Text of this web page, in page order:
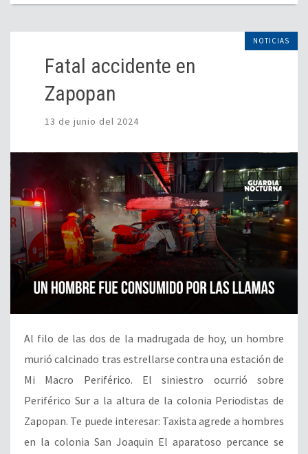
NOTICIAS
Fatal accidente en
Zapopan
13 de junio del 2024
Al filo de las dos de la madrugada de hoy, un hombre
murió calcinado tras estrellarse contra una estación de
Mi Macro Periférico. El siniestro ocurrió sobre
Periférico Sur a la altura de la colonia Periodistas de
Zapopan. Te puede interesar: Taxista agrede a hombres
en la colonia San Joaquin El aparatoso percance se